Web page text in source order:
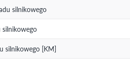
silnikowego
silnikowego
silnikowego [KM]